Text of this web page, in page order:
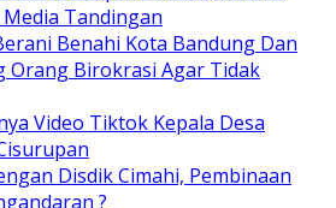
Tandingan
Benahi Kota Bandung Dan
Orang Birokrasi Agar Tidak
Video Tiktok Kepala Desa
Disdik Cimahi, Pembinaan
?